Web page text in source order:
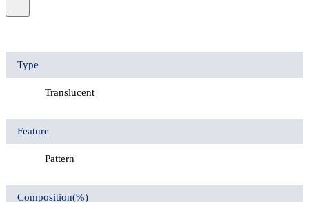
Type
Translucent
Feature
Pattern
Composition(%)